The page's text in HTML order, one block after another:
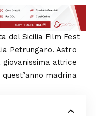
del Sicilia Film Fest
Petrungaro. Astro
attrice
madrina